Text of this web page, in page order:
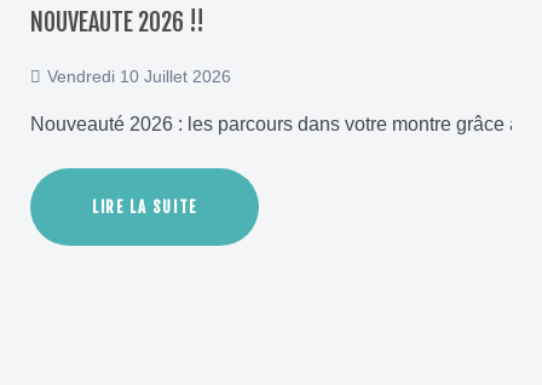
NOUVEAUTE 2026 !!
Vendredi 10 Juillet 2026
Nouveauté 2026 : les parcours dans votre montre grâce
LIRE LA SUITE